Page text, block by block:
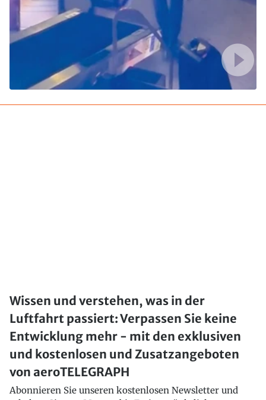
Wissen und verstehen, was in der
Luftfahrt passiert: Verpassen Sie keine
Entwicklung mehr - mit den exklusiven
und kostenlosen und Zusatzangeboten
von aeroTELEGRAPH
Abonnieren Sie unseren kostenlosen Newsletter und